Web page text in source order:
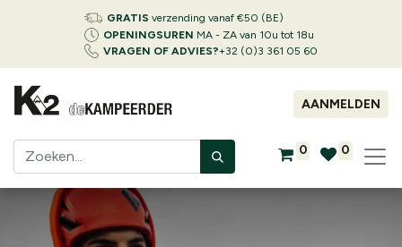
GRATIS verzending vanaf €50 (BE)
OPENINGSUREN MA - ZA van 10u tot 18u
VRAGEN OF ADVIES?+32 (0)3 361 05 60
AANMELDEN
0 0